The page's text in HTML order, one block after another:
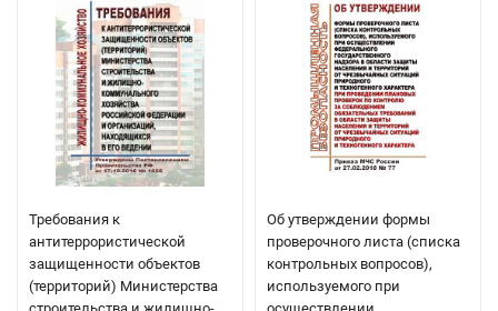
Требования к
антитеррористической
защищенности объектов
(территорий) Министерства
Об утверждении формы
проверочного листа (списка
контрольных вопросов),
используемого при